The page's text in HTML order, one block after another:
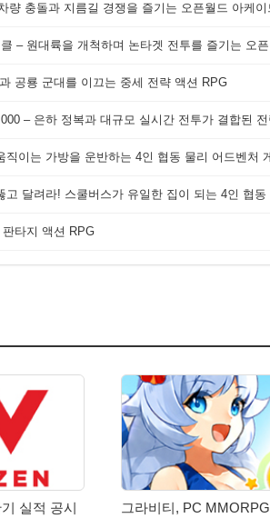
량 충돌과 지름길 경쟁을 즐기는 오픈월드 아케이
– 원대륙을 개척하며 논타겟 전투를 즐기는 오
공룡 군대를 이끄는 중세 전략 액션 RPG
– 은하 정복과 대규모 실시간 전투가 결합된
직이는 가방을 운반하는 4인 협동 물리 어드벤처
고 달려라! 스쿨버스가 유일한 집이 되는 4인 협동
타지 액션 RPG
실적 공시 그라비티, PC MMORPG